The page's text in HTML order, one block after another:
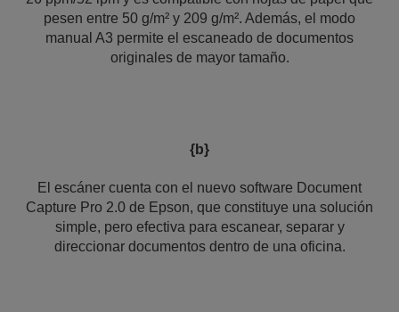
pesen entre 50 g/m² y 209 g/m². Además, el modo
manual A3 permite el escaneado de documentos
originales de mayor tamaño.
{b}
El escáner cuenta con el nuevo software Document
Capture Pro 2.0 de Epson, que constituye una solución
simple, pero efectiva para escanear, separar y
direccionar documentos dentro de una oficina.